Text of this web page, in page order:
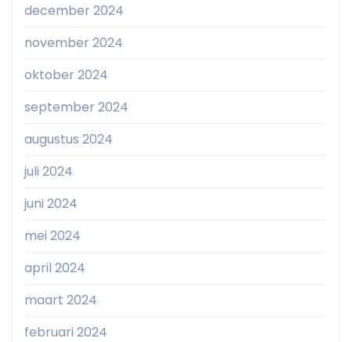
december 2024
november 2024
oktober 2024
september 2024
augustus 2024
juli 2024
juni 2024
mei 2024
april 2024
maart 2024
februari 2024